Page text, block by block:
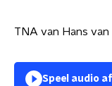
TNA van Hans
Speel audio af